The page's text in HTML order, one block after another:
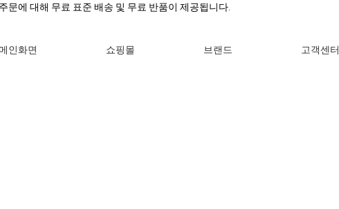
문에 대해 무료 표준 배송 및 무료 반품이 제공됩니다.
인화면 쇼핑몰 브랜드 고객센터